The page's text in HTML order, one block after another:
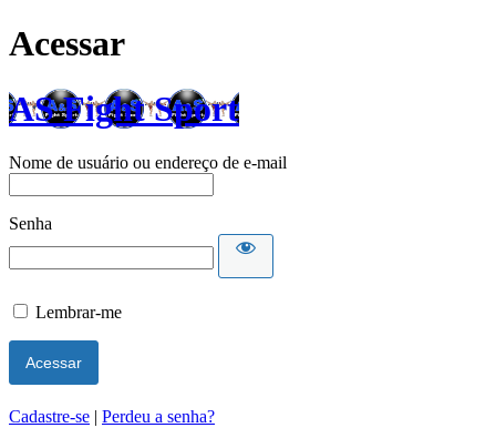
Acessar
AS Fight Sport
Nome de usuário ou endereço de e-mail
Senha
Lembrar-me
Cadastre-se | Perdeu a senha?